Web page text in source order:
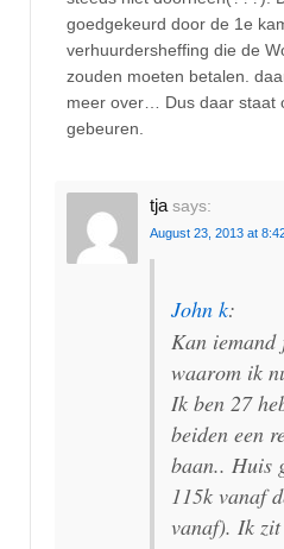
goedgekeurd door de 1e
verhuurdersheffing die de
zouden moeten betalen.
meer over… Dus daar staat
gebeuren.
tja says:
August 23, 2013 at
John k:
Kan
waarom ik
Ik ben 27
beiden een
baan.. Huis
115k vanaf
vanaf). Ik